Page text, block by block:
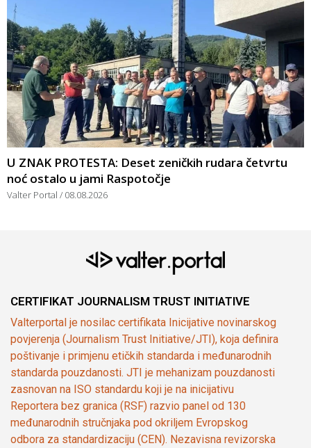
U ZNAK PROTESTA: Deset zeničkih rudara četvrtu
noć ostalo u jami Raspotočje
Valter Portal 08.08.2026
CERTIFIKAT JOURNALISM TRUST INITIATIVE
Valterportal je nosilac certifikata Inicijative novinarskog
povjerenja (Journalism Trust Initiative/JTI), koja definira
poštivanje i primjenu etičkih standarda i međunarodnih
standarda pouzdanosti. JTI je mehanizam pouzdanosti
zasnovan na ISO standardu koji je na inicijativu
Reportera bez granica (RSF) razvio panel od 130
međunarodnih stručnjaka pod okriljem Evropskog
odbora za standardizaciju (CEN). Nezavisna revizorska